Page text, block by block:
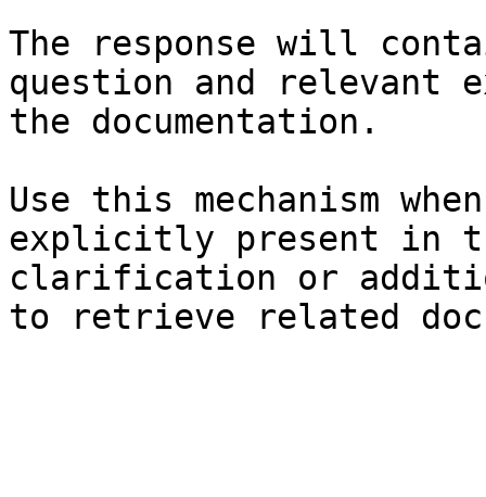
The response will
question and relevant
the documentation.
Use this mechanism
explicitly present in
clarification or